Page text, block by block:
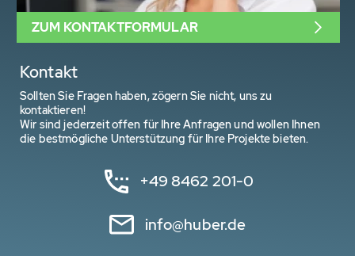
Kontakt
Sollten Sie Fragen haben, zögern Sie nicht, uns zu
kontaktieren!
Wir sind jederzeit offen für Ihre Anfragen und wollen Ihnen
die bestmögliche Unterstützung für Ihre Projekte bieten.
+49 8462 201-0
info@huber.de
ZUM KONTAKTFORMULAR